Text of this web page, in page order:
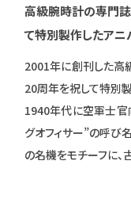
高級腕時計の専門誌
て特別製作したアニ
2001年に創刊した高
20周年を祝して特別
1940年代に空軍士官
グオフィサー”の呼び
の名機をモチーフに、